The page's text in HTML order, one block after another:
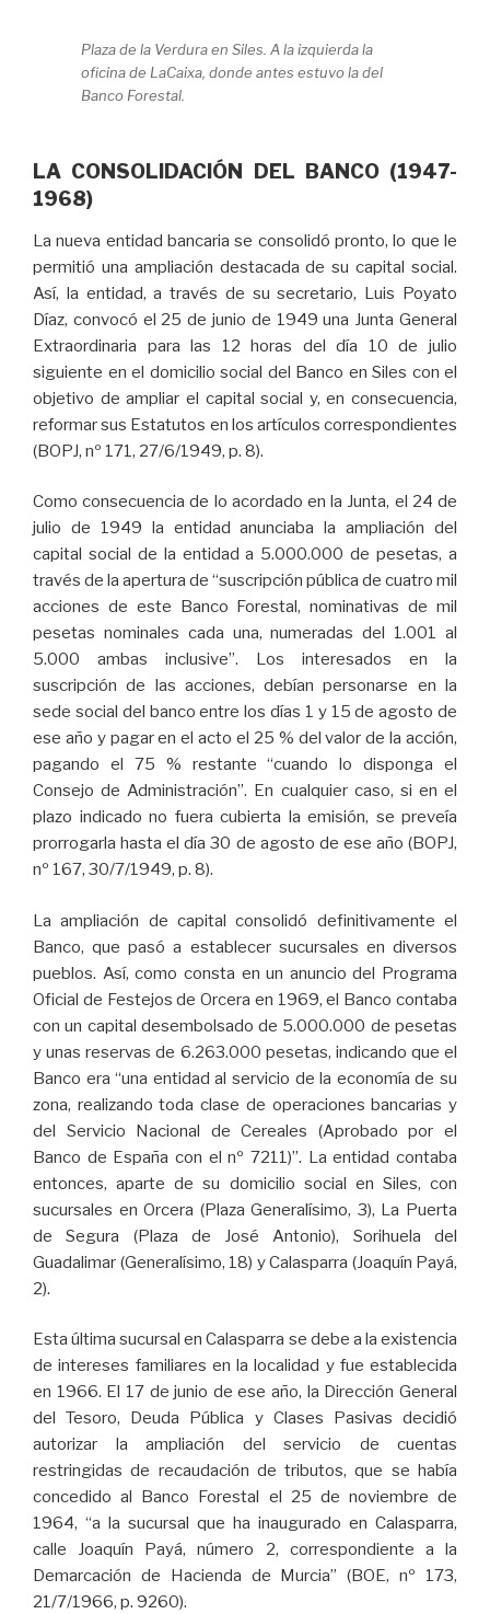
Plaza de la Verdura en Siles. A la izquierda la
oficina de LaCaixa, donde antes estuvo la del
Banco Forestal.
LA CONSOLIDACIÓN DEL BANCO (1947-
1968)
La nueva entidad bancaria se consolidó pronto, lo que le
permitió una ampliación destacada de su capital social.
Así, la entidad, a través de su secretario, Luis Poyato
Díaz, convocó el 25 de junio de 1949 una Junta General
Extraordinaria para las 12 horas del día 10 de julio
siguiente en el domicilio social del Banco en Siles con el
objetivo de ampliar el capital social y, en consecuencia,
reformar sus Estatutos en los artículos correspondientes
(BOPJ, nº 171, 27/6/1949, p. 8).
Como consecuencia de lo acordado en la Junta, el 24 de
julio de 1949 la entidad anunciaba la ampliación del
capital social de la entidad a 5.000.000 de pesetas, a
través de la apertura de “suscripción pública de cuatro mil
acciones de este Banco Forestal, nominativas de mil
pesetas nominales cada una, numeradas del 1.001 al
5.000 ambas inclusive”. Los interesados en la
suscripción de las acciones, debían personarse en la
sede social del banco entre los días 1 y 15 de agosto de
ese año y pagar en el acto el 25 % del valor de la acción,
pagando el 75 % restante “cuando lo disponga el
Consejo de Administración”. En cualquier caso, si en el
plazo indicado no fuera cubierta la emisión, se preveía
prorrogarla hasta el día 30 de agosto de ese año (BOPJ,
nº 167, 30/7/1949, p. 8).
La ampliación de capital consolidó definitivamente el
Banco, que pasó a establecer sucursales en diversos
pueblos. Así, como consta en un anuncio del Programa
Oficial de Festejos de Orcera en 1969, el Banco contaba
con un capital desembolsado de 5.000.000 de pesetas
y unas reservas de 6.263.000 pesetas, indicando que el
Banco era “una entidad al servicio de la economía de su
zona, realizando toda clase de operaciones bancarias y
del Servicio Nacional de Cereales (Aprobado por el
Banco de España con el nº 7211)”. La entidad contaba
entonces, aparte de su domicilio social en Siles, con
sucursales en Orcera (Plaza Generalísimo, 3), La Puerta
de Segura (Plaza de José Antonio), Sorihuela del
Guadalimar (Generalísimo, 18) y Calasparra (Joaquín Payá,
2).
Esta última sucursal en Calasparra se debe a la existencia
de intereses familiares en la localidad y fue establecida
en 1966. El 17 de junio de ese año, la Dirección General
del Tesoro, Deuda Pública y Clases Pasivas decidió
autorizar la ampliación del servicio de cuentas
restringidas de recaudación de tributos, que se había
concedido al Banco Forestal el 25 de noviembre de
1964, “a la sucursal que ha inaugurado en Calasparra,
calle Joaquín Payá, número 2, correspondiente a la
Demarcación de Hacienda de Murcia” (BOE, nº 173,
21/7/1966, p. 9260).